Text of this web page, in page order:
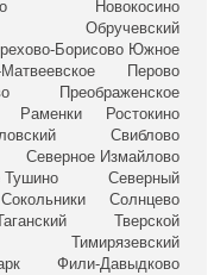
Новокосино
Обручевский
Борисово Южное
Перово
Преображенское
Раменки
Ростокино
Свиблово
Северное Измайлово
Тушино
Северный
Сокольники
Солнцево
Тверской
Тимирязевский
Фили-Давыдково